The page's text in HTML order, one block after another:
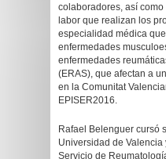
colaboradores, así
labor que realizan los
especialidad médica
enfermedades
enfermedades
(ERAS), que afectan a
en la Comunitat
EPISER2016.
Rafael Belenguer cursó
Universidad de Valencia
Servicio de